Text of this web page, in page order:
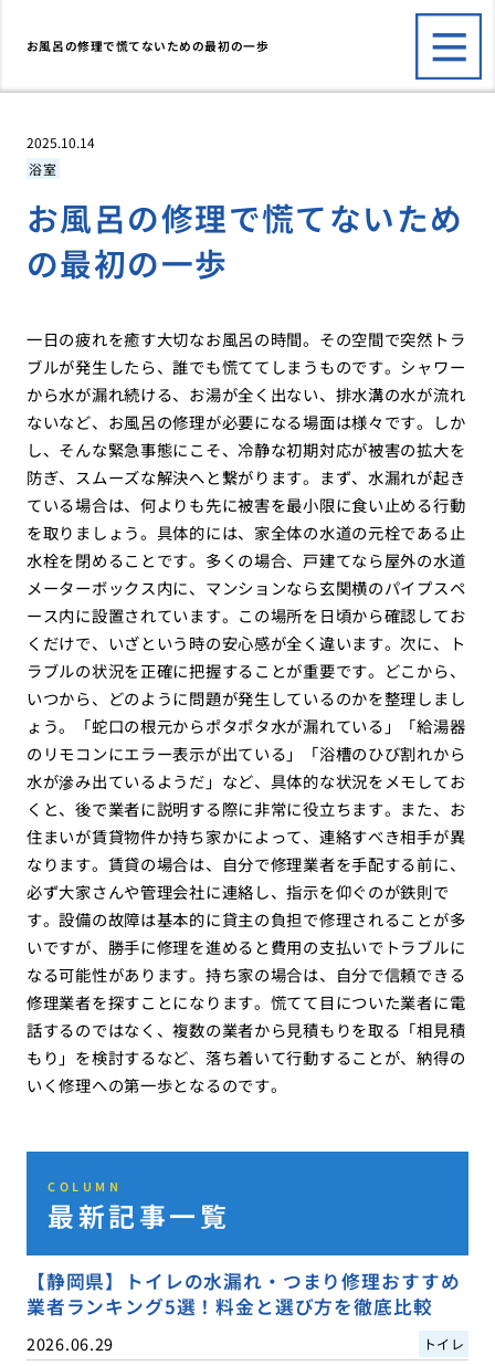
お風呂の修理で慌てないための最初の一歩
2025.10.14
浴室
お風呂の修理で慌てないため
の最初の一歩
一日の疲れを癒す大切なお風呂の時間。その空間で突然トラ
ブルが発生したら、誰でも慌ててしまうものです。シャワー
から水が漏れ続ける、お湯が全く出ない、排水溝の水が流れ
ないなど、お風呂の修理が必要になる場面は様々です。しか
し、そんな緊急事態にこそ、冷静な初期対応が被害の拡大を
防ぎ、スムーズな解決へと繋がります。まず、水漏れが起き
ている場合は、何よりも先に被害を最小限に食い止める行動
を取りましょう。具体的には、家全体の水道の元栓である止
水栓を閉めることです。多くの場合、戸建てなら屋外の水道
メーターボックス内に、マンションなら玄関横のパイプスペ
ース内に設置されています。この場所を日頃から確認してお
くだけで、いざという時の安心感が全く違います。次に、ト
ラブルの状況を正確に把握することが重要です。どこから、
いつから、どのように問題が発生しているのかを整理しまし
ょう。「蛇口の根元からポタポタ水が漏れている」「給湯器
のリモコンにエラー表示が出ている」「浴槽のひび割れから
水が滲み出ているようだ」など、具体的な状況をメモしてお
くと、後で業者に説明する際に非常に役立ちます。また、お
住まいが賃貸物件か持ち家かによって、連絡すべき相手が異
なります。賃貸の場合は、自分で修理業者を手配する前に、
必ず大家さんや管理会社に連絡し、指示を仰ぐのが鉄則で
す。設備の故障は基本的に貸主の負担で修理されることが多
いですが、勝手に修理を進めると費用の支払いでトラブルに
なる可能性があります。持ち家の場合は、自分で信頼できる
修理業者を探すことになります。慌てて目についた業者に電
話するのではなく、複数の業者から見積もりを取る「相見積
もり」を検討するなど、落ち着いて行動することが、納得の
いく修理への第一歩となるのです。
COLUMN
最新記事一覧
【静岡県】トイレの水漏れ・つまり修理おすすめ
業者ランキング5選！料金と選び方を徹底比較
2026.06.29 トイレ